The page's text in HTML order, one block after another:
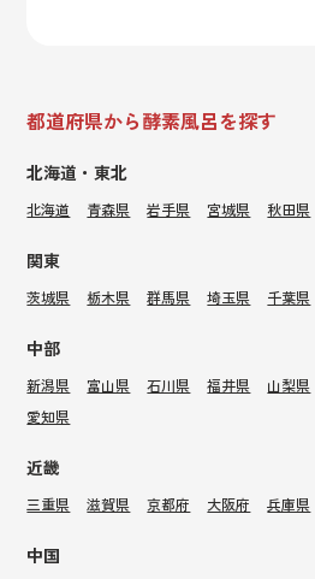
都道府県から酵素風呂を探す
北海道・東北
北海道 青森県 岩手県 宮城県 秋田県
関東
茨城県 栃木県 群馬県 埼玉県 千葉県
中部
新潟県 富山県 石川県 福井県 山梨県
愛知県
近畿
三重県 滋賀県 京都府 大阪府 兵庫県
中国